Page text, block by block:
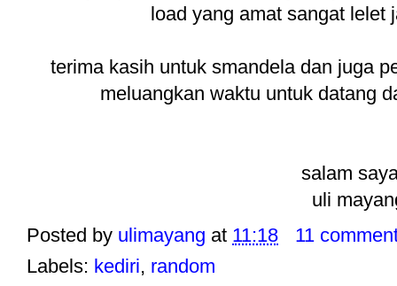
load yang amat sangat
terima kasih untuk smandela dan juga
meluangkan waktu untuk datang
salam
uli
Posted by ulimayang at 11:18
11
Labels: kediri, random